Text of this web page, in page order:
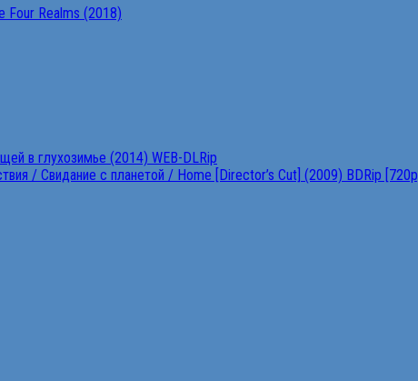
Four Realms (2018)
в глухозимье (2014) WEB-DLRip
/ Свидание с планетой / Home [Director’s Cut] (2009) BDRip [720p]